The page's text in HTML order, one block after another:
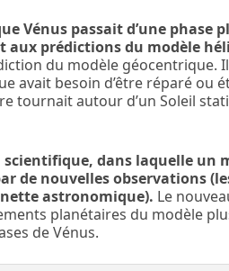
Vénus passait d’une
aux prédictions du modèle
du modèle géocentrique.
avait besoin d’être réparé ou
tournait autour d’un Soleil
dans laquelle un
de nouvelles observations
astronomique). Le
planétaires du modèle
de Vénus.